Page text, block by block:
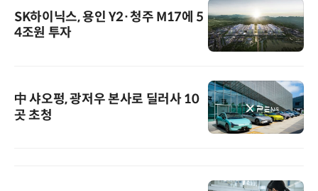
SK하이닉스, 용인 Y2·청주 M17에 5
4조원 투자
中 샤오펑, 광저우 본사로 딜러사 10
곳 초청